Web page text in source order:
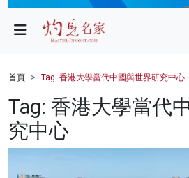
財經
健康
首頁 Tag: 香港大學當代中國與世界研究中心
Tag: 香港大學當代
究中心